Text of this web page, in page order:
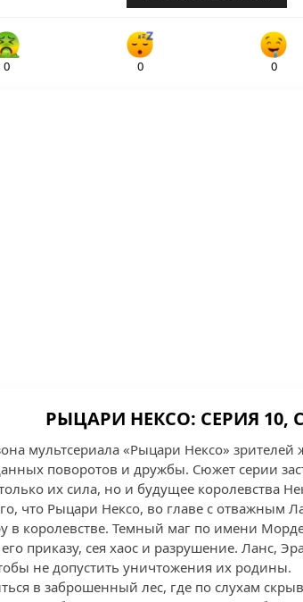
0 0 0
РЫЦАРИ НЕКСО: СЕРИЯ 10,
мультсериала «Рыцари Нексо»
поворотов и дружбы. Сюжет серии
их сила, но и будущее королевства
что Рыцари Нексо, во главе с отважным
в королевстве. Темный маг по имени
приказу, сея хаос и разрушение. Ланс,
не допустить уничтожения их родины.
в заброшенный лес, где по слухам